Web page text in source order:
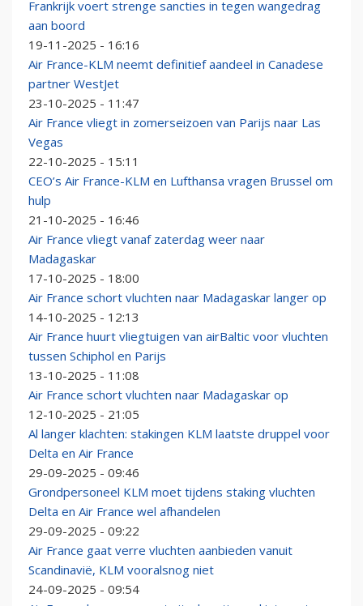
Frankrijk voert strenge sancties in tegen wangedrag
aan boord
19-11-2025 - 16:16
Air France-KLM neemt definitief aandeel in Canadese
partner WestJet
23-10-2025 - 11:47
Air France vliegt in zomerseizoen van Parijs naar Las
Vegas
22-10-2025 - 15:11
CEO’s Air France-KLM en Lufthansa vragen Brussel om
hulp
21-10-2025 - 16:46
Air France vliegt vanaf zaterdag weer naar
Madagaskar
17-10-2025 - 18:00
Air France schort vluchten naar Madagaskar langer op
14-10-2025 - 12:13
Air France huurt vliegtuigen van airBaltic voor vluchten
tussen Schiphol en Parijs
13-10-2025 - 11:08
Air France schort vluchten naar Madagaskar op
12-10-2025 - 21:05
Al langer klachten: stakingen KLM laatste druppel voor
Delta en Air France
29-09-2025 - 09:46
Grondpersoneel KLM moet tijdens staking vluchten
Delta en Air France wel afhandelen
29-09-2025 - 09:22
Air France gaat verre vluchten aanbieden vanuit
Scandinavië, KLM vooralsnog niet
24-09-2025 - 09:54